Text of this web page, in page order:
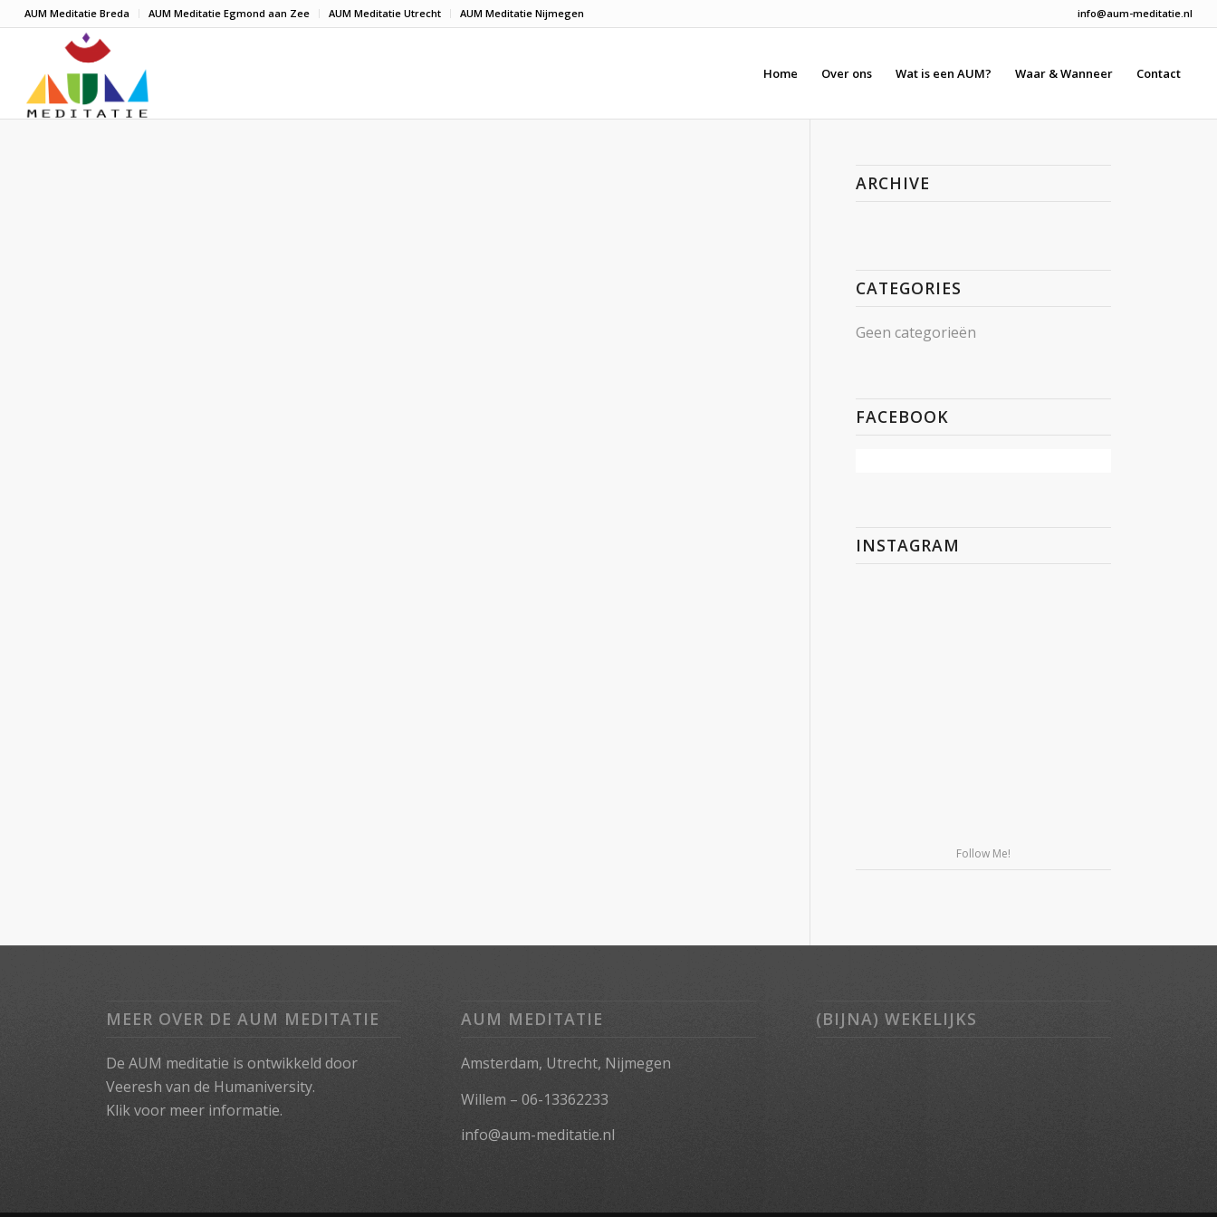
AUM Meditatie Breda AUM Meditatie Egmond aan Zee AUM Meditatie Utrecht AUM Meditatie Nijmegen info@aum-meditatie.nl
Home Over ons Wat is een AUM? Waar & Wanneer Contact
ARCHIVE
CATEGORIES
Geen categorieën
FACEBOOK
INSTAGRAM
Follow Me!
MEER OVER DE AUM MEDITATIE
De AUM meditatie is ontwikkeld door
Veeresh van de Humaniversity.
Klik voor meer informatie.
AUM MEDITATIE
Amsterdam, Utrecht, Nijmegen
Willem – 06-13362233
info@aum-meditatie.nl
(BIJNA) WEKELIJKS